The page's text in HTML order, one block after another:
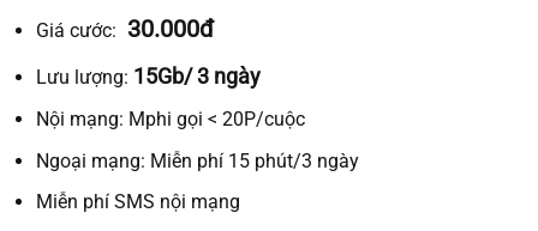
Giá cước: 30.000đ
Lưu lượng: 15Gb/ 3 ngày
Nội mạng: Mphi gọi < 20P/cuộc
Ngoại mạng: Miễn phí 15 phút/3 ngày
Miễn phí SMS nội mạng